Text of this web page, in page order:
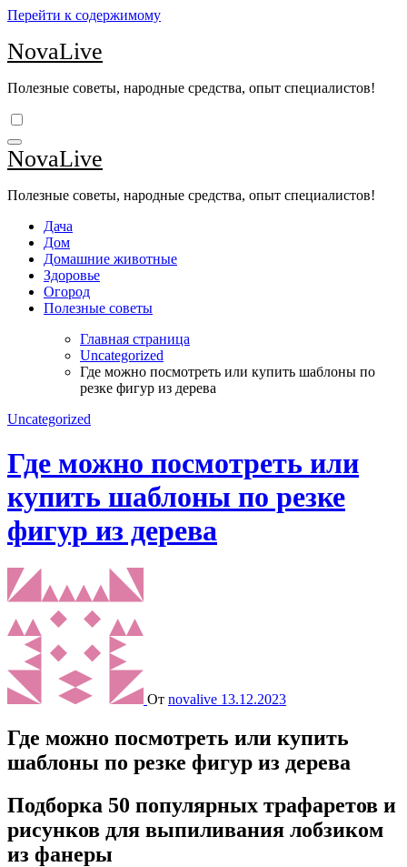
Перейти к содержимому
NovaLive
Полезные советы, народные средства, опыт специалистов!
NovaLive
Полезные советы, народные средства, опыт специалистов!
Дача
Дом
Домашние животные
Здоровье
Огород
Полезные советы
Главная страница
Uncategorized
Где можно посмотреть или купить шаблоны по
резке фигур из дерева
Uncategorized
Где можно посмотреть или
купить шаблоны по резке
фигур из дерева
От novalive 13.12.2023
Где можно посмотреть или купить
шаблоны по резке фигур из дерева
Подборка 50 популярных трафаретов и
рисунков для выпиливания лобзиком
из фанеры